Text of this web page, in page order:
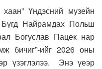
Үндэсний музейн
Найрамдах Польш
Богуслав Пацек нар
бичиг”-ийг 2026 оны
үзэглэлээ. Энэ үеэр